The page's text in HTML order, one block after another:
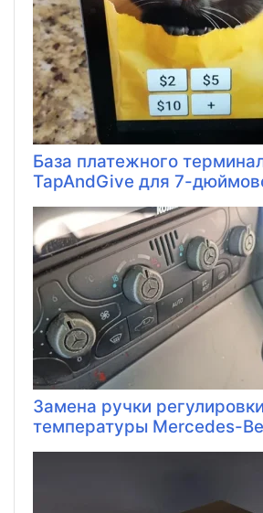
База платежного
TapAndGive для 7-
Замена ручки регулировки
температуры Mercedes-